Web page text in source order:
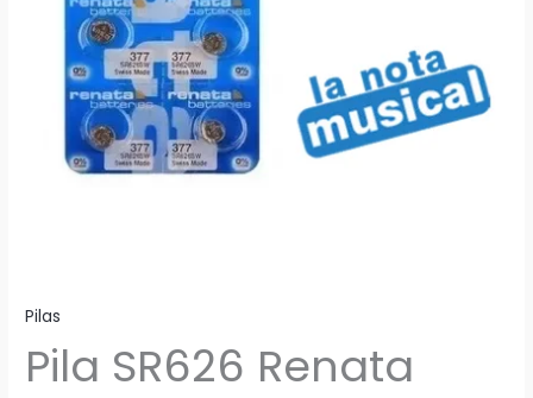
Pilas
Pila SR626 Renata